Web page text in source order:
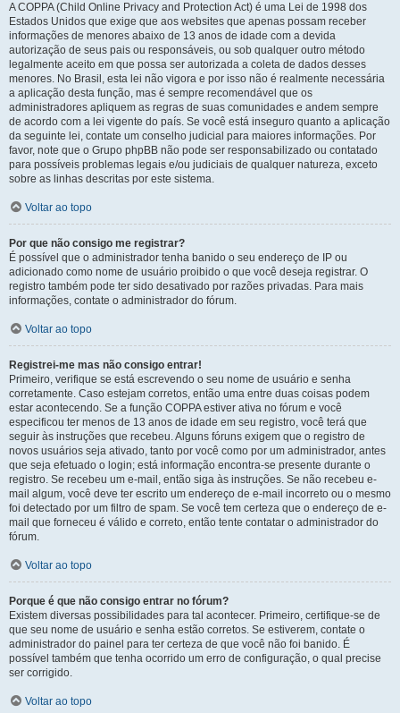
A COPPA (Child Online Privacy and Protection Act) é uma Lei de 1998 dos
Estados Unidos que exige que aos websites que apenas possam receber
informações de menores abaixo de 13 anos de idade com a devida
autorização de seus pais ou responsáveis, ou sob qualquer outro método
legalmente aceito em que possa ser autorizada a coleta de dados desses
menores. No Brasil, esta lei não vigora e por isso não é realmente necessária
a aplicação desta função, mas é sempre recomendável que os
administradores apliquem as regras de suas comunidades e andem sempre
de acordo com a lei vigente do país. Se você está inseguro quanto a aplicação
da seguinte lei, contate um conselho judicial para maiores informações. Por
favor, note que o Grupo phpBB não pode ser responsabilizado ou contatado
para possíveis problemas legais e/ou judiciais de qualquer natureza, exceto
sobre as linhas descritas por este sistema.
Voltar ao topo
Por que não consigo me registrar?
É possível que o administrador tenha banido o seu endereço de IP ou
adicionado como nome de usuário proibido o que você deseja registrar. O
registro também pode ter sido desativado por razões privadas. Para mais
informações, contate o administrador do fórum.
Voltar ao topo
Registrei-me mas não consigo entrar!
Primeiro, verifique se está escrevendo o seu nome de usuário e senha
corretamente. Caso estejam corretos, então uma entre duas coisas podem
estar acontecendo. Se a função COPPA estiver ativa no fórum e você
especificou ter menos de 13 anos de idade em seu registro, você terá que
seguir às instruções que recebeu. Alguns fóruns exigem que o registro de
novos usuários seja ativado, tanto por você como por um administrador, antes
que seja efetuado o login; está informação encontra-se presente durante o
registro. Se recebeu um e-mail, então siga às instruções. Se não recebeu e-
mail algum, você deve ter escrito um endereço de e-mail incorreto ou o mesmo
foi detectado por um filtro de spam. Se você tem certeza que o endereço de e-
mail que forneceu é válido e correto, então tente contatar o administrador do
fórum.
Voltar ao topo
Porque é que não consigo entrar no fórum?
Existem diversas possibilidades para tal acontecer. Primeiro, certifique-se de
que seu nome de usuário e senha estão corretos. Se estiverem, contate o
administrador do painel para ter certeza de que você não foi banido. É
possível também que tenha ocorrido um erro de configuração, o qual precise
ser corrigido.
Voltar ao topo